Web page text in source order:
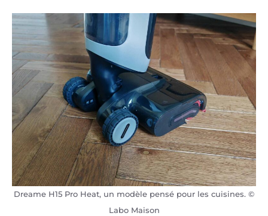
Dreame H15 Pro Heat, un modèle pensé pour les cuisines. ©
Labo Maison